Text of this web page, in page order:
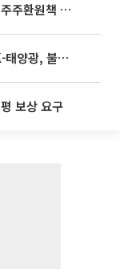
SK하이닉스, 분기배당 375원 확정…주주환원책 9월로 앞당겨 발표
美 ‘232조 하이브리드 제재’ 임박…K-태양광, 불확실성 털고 날개 다나
보상 요구